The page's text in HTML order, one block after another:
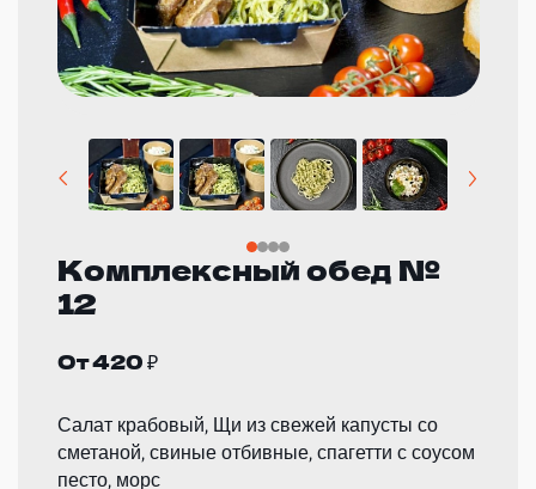
Комплексный обед №
12
От 420 ₽
Салат крабовый, Щи из свежей капусты со
сметаной, свиные отбивные, спагетти с соусом
песто, морс